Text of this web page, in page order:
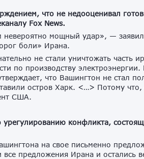
что не недооценивал
Fox News.
мощный удар», —
боли» Ирана.
не стали уничтожать часть
по производству
что Вашингтон не стал
остров Харк. <…> Потому что,
США.
конфликта,
на свое письменно
предложения Ирана и остались